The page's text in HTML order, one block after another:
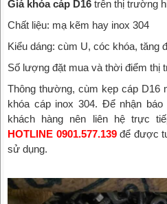
Giá khóa cáp D16 trên thị trường
Chất liệu: mạ kẽm hay inox 304
Kiểu dáng: cùm U, cóc khóa, tăng
Số lượng đặt mua và thời điểm thị
Thông thường, cùm kẹp cáp
khóa cáp inox 304. Để nhận
khách hàng nên liên hệ trực
HOTLINE 0901.577.139để được
sử dụng.